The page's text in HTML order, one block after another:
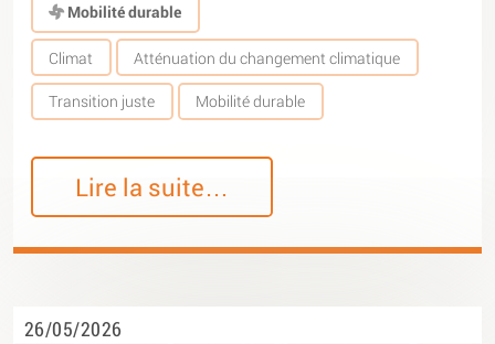
Mobilité durable
Climat Atténuation du changement climatique
Transition juste Mobilité durable
Lire la suite…
26/05/2026